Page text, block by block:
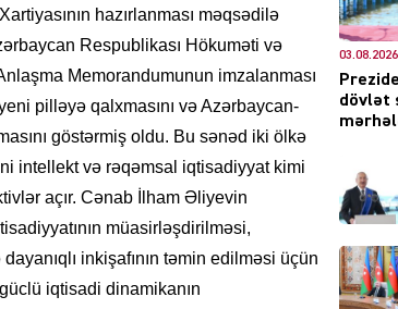
hazırlanması məqsədilə
Respublikası Hökuməti və
Memorandumunun imzalanması
pilləyə qalxmasını və Azərbaycan-
göstərmiş oldu. Bu sənəd iki ölkə
intellekt və rəqəmsal iqtisadiyyat kimi
açır. Cənab İlham Əliyevin
müasirləşdirilməsi,
inkişafının təmin edilməsi üçün
iqtisadi dinamikanın
XARİCİ
03.08.2026
dövlət